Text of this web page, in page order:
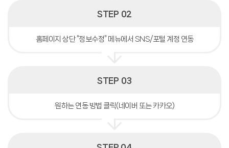
STEP 02
홈페이지 상단 “정보수정” 메뉴에서 SNS/포털 계정 연동
STEP 03
원하는 연동 방법 클릭(네이버 또는 카카오)